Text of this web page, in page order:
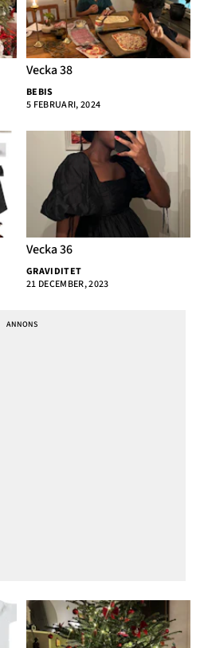
Vecka 38
BEBIS
5 FEBRUARI, 2024
Vecka 36
GRAVIDITET
21 DECEMBER, 2023